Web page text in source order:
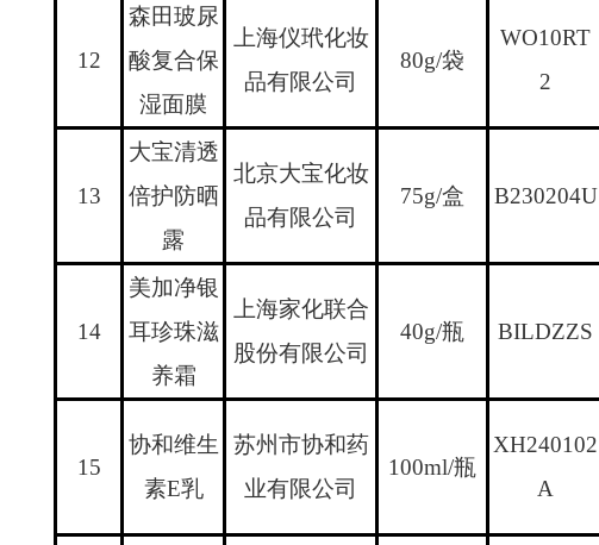
12
森田玻尿
酸复合保
湿面膜
上海仪玳化妆
品有限公司
80g/袋
WO10RT
2
13
大宝清透
倍护防晒
露
北京大宝化妆
品有限公司
75g/盒 B230204U
14
美加净银
耳珍珠滋
养霜
上海家化联合
股份有限公司
40g/瓶 BILDZZS
15
协和维生
素E乳
苏州市协和药
业有限公司
100ml/瓶
XH240102
A